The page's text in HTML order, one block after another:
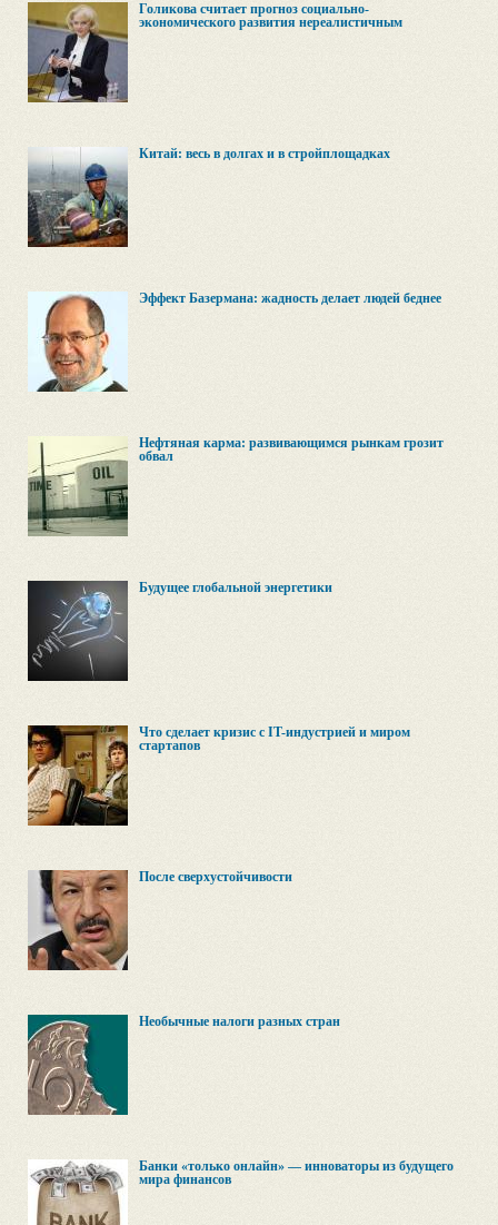
Голикова считает прогноз социально-
экономического развития нереалистичным
Китай: весь в долгах и в стройплощадках
Эффект Базермана: жадность делает людей беднее
Нефтяная карма: развивающимся рынкам грозит
обвал
Будущее глобальной энергетики
Что сделает кризис с IT-индустрией и миром
стартапов
После сверхустойчивости
Необычные налоги разных стран
Банки «только онлайн» — инноваторы из будущего
мира финансов